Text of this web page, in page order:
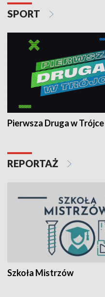
SPORT
Pierwsza Druga w Trójce
REPORTAŻ
Szkoła Mistrzów